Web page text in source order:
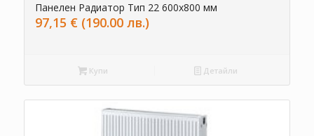
Панелен Радиатор Тип 22 600х800 мм
97,15 € (190.00 лв.)
Купи Детайли